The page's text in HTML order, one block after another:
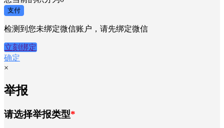
支付
检测到您未绑定微信账户，请先绑定微信
立刻绑定
确定
×
举报
请选择举报类型*